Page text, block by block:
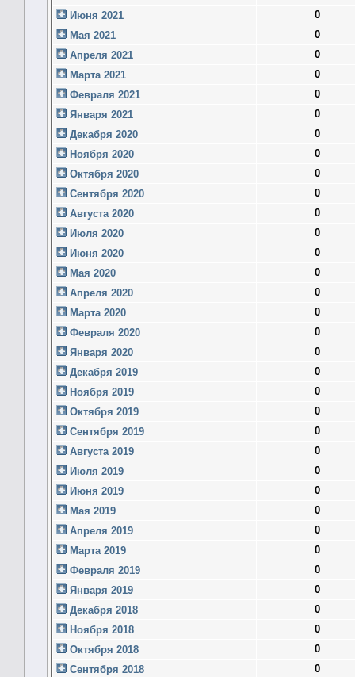
Июня 2021
0
Мая 2021
0
Апреля 2021
0
Марта 2021
0
Февраля 2021
0
Января 2021
0
Декабря 2020
0
Ноября 2020
0
Октября 2020
0
Сентября 2020
0
Августа 2020
0
Июля 2020
0
Июня 2020
0
Мая 2020
0
Апреля 2020
0
Марта 2020
0
Февраля 2020
0
Января 2020
0
Декабря 2019
0
Ноября 2019
0
Октября 2019
0
Сентября 2019
0
Августа 2019
0
Июля 2019
0
Июня 2019
0
Мая 2019
0
Апреля 2019
0
Марта 2019
0
Февраля 2019
0
Января 2019
0
Декабря 2018
0
Ноября 2018
0
Октября 2018
0
Сентября 2018
0